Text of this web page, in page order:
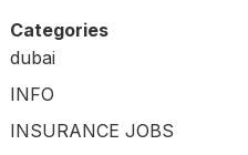
Categories
dubai
INFO
INSURANCE JOBS